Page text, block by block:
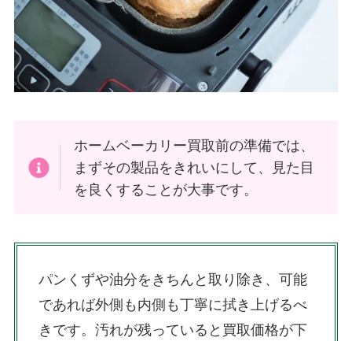
ホームベーカリー買取前の準備では、
まずその製品をきれいにして、見た目
を良くすることが大事です。
パンくずや油分をきちんと取り除き、可能
であれば外側も内側も丁寧に拭き上げるべ
きです。汚れが残っていると買取価格が下